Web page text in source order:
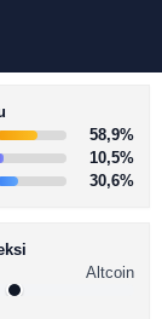
58,9%
10,5%
30,6%
Altcoin